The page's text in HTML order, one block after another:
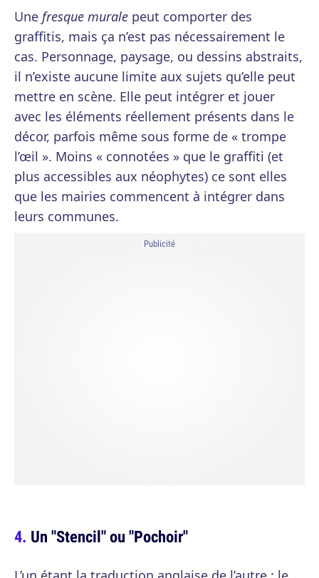
Une fresque murale peut comporter des
graffitis, mais ça n’est pas nécessairement le
cas. Personnage, paysage, ou dessins abstraits,
il n’existe aucune limite aux sujets qu’elle peut
mettre en scène. Elle peut intégrer et jouer
avec les éléments réellement présents dans le
décor, parfois même sous forme de « trompe
l’œil ». Moins « connotées » que le graffiti (et
plus accessibles aux néophytes) ce sont elles
que les mairies commencent à intégrer dans
leurs communes.
Publicité
Un "Stencil" ou "Pochoir"